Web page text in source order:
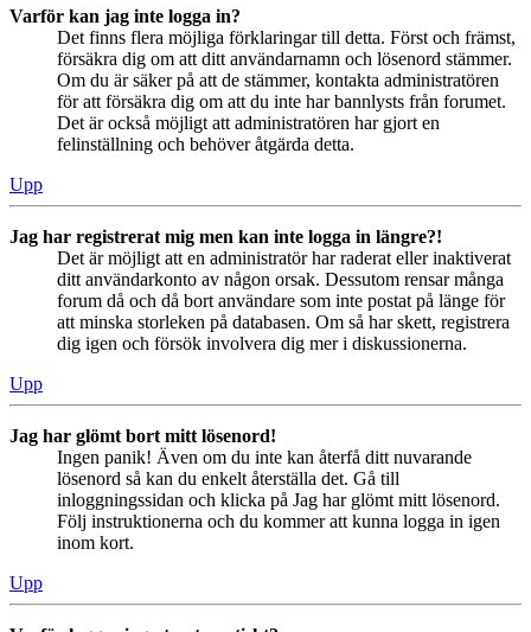
Varför kan jag inte logga in?
Det finns flera möjliga förklaringar till detta. Först och främst,
försäkra dig om att ditt användarnamn och lösenord stämmer.
Om du är säker på att de stämmer, kontakta administratören
för att försäkra dig om att du inte har bannlysts från forumet.
Det är också möjligt att administratören har gjort en
felinställning och behöver åtgärda detta.
Upp
Jag har registrerat mig men kan inte logga in längre?!
Det är möjligt att en administratör har raderat eller inaktiverat
ditt användarkonto av någon orsak. Dessutom rensar många
forum då och då bort användare som inte postat på länge för
att minska storleken på databasen. Om så har skett, registrera
dig igen och försök involvera dig mer i diskussionerna.
Upp
Jag har glömt bort mitt lösenord!
Ingen panik! Även om du inte kan återfå ditt nuvarande
lösenord så kan du enkelt återställa det. Gå till
inloggningssidan och klicka på Jag har glömt mitt lösenord.
Följ instruktionerna och du kommer att kunna logga in igen
inom kort.
Upp